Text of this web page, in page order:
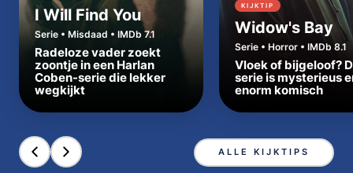
I Will Find You
Serie • Misdaad • IMDb 7.1
Radeloze vader zoekt
zoontje in een Harlan
Coben-serie die lekker
wegkijkt
KIJKTIP
Widow's Bay
Serie • Horror • IMDb 8.1
Vloek of bijgeloof?
serie is mysterieus
enorm komisch
ALLE KIJKTIPS